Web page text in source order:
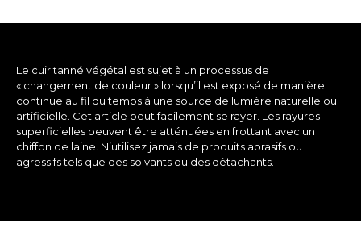
Le cuir tanné végétal est sujet à un processus de
« changement de couleur » lorsqu’il est exposé de manière
continue au fil du temps à une source de lumière naturelle ou
artificielle. Cet article peut facilement se rayer. Les rayures
superficielles peuvent être atténuées en frottant avec un
chiffon de laine. N’utilisez jamais de produits abrasifs ou
agressifs tels que des solvants ou des détachants.